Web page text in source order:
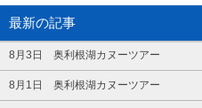
最新の記事
8月3日 奥利根湖カヌーツアー
8月1日 奥利根湖カヌーツアー